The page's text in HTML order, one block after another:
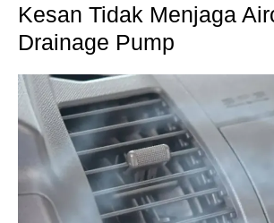
Kesan Tidak Menjaga
Drainage Pump